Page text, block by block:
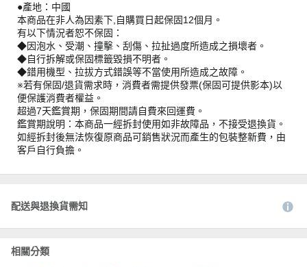
●產地：中國
本商品在非人為因素下,自購買日起保固12個月。
有以下情況者恕不保固：
◆因泡水、受潮、撞擊、刮傷、拉扯過度所造成之損壞者。
◆自行拆解或保固標籤毀損不明者。
◆錯用機型、拉拔方式錯誤等不當使用所造成之故障。
※若有保固/退貨需求時，消費者需提供發票(保固可提供影本)以
便保護消費者權益。
超過7天鑑賞期，保固期間請自費來回運費。
鑑賞期說明：本商品一經拆封使用如非故障品，不接受退換貨。
如經拆封後無法恢復原商品可銷售狀況而產生的包裝整新費，由
客戶自行負擔。
配送與退換貨需知
相關分類